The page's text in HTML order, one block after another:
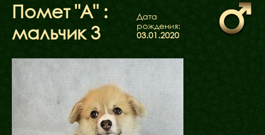
Помет "А" :
мальчик 3
Дата
рождения:
03.01.2020
ФАКТИ
БЛОГ
ГАЛЕРЕЇ